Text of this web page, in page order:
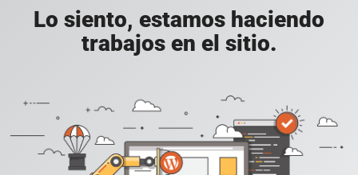
Lo siento, estamos haciendo
trabajos en el sitio.